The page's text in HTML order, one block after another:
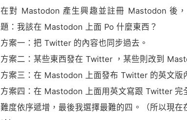
在對 Mastodon 產生興趣並註冊 Mastodon 後
題：我該在 Mastodon 上面 Po 什麼東西？
方案一：把 Twitter 的內容也同步過去。
方案二：某些東西發在 Twitter ，某些則改到
方案三：在 Mastodon 上面發布 Twitter 的英文版
方案四：在 Mastodon 上面用英文寫跟 Twitter 完
難度依序遞增，最後我選擇最難的四。（所以現在